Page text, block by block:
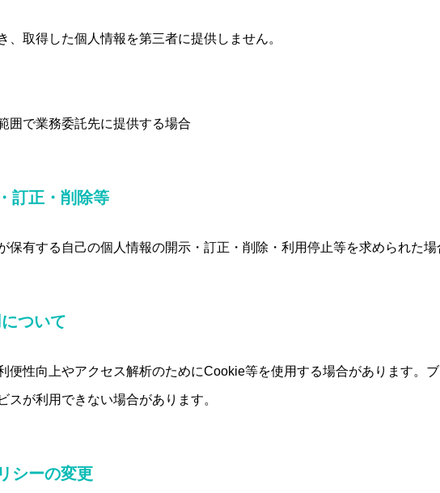
、取得した個人情報を第三者に提供しません。
囲で業務委託先に提供する場合
訂正・削除等
保有する自己の個人情報の開示・訂正・削除・利用停止等を求められた
ついて
便性向上やアクセス解析のためにCookie等を使用する場合があります。
スが利用できない場合があります。
シーの変更